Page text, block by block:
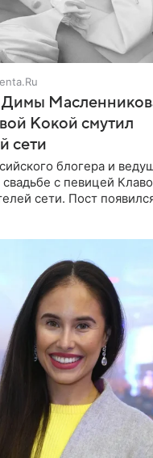
Кокой смутил
сети
блогера и
с певицей
сети. Пост